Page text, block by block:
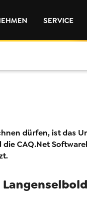
SERVICE
dürfen, ist das
CAQ.Net